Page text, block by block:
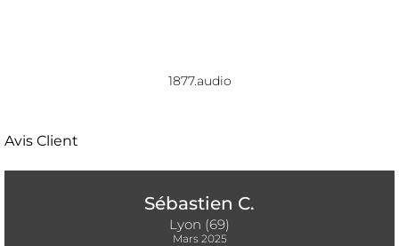
1877.audio
Avis Client
Sébastien C.
Lyon (69)
Mars 2025